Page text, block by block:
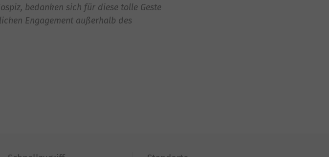
bedanken sich für diese tolle Geste
Engagement außerhalb des